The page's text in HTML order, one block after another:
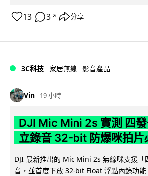
13 3 ↗ 分享
3C科技 家居無線 影音產品
Vin 19 小時
DJI Mic Mini 2s 實測 四
立錄音 32-bit 防爆咪拍片
DJI 最新推出的 Mic Mini 2s 無線咪支援「
音，並首度下放 32-bit Float 浮點內錄功能